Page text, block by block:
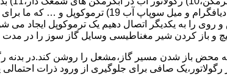
را به یکدیگر اتصال دهیم یک ترموکوپل ایجاد
باز شدن مسیر گاز،مشعل را روشن کند.در بدنه
صافی برای جلوگیری از ورود ذرات احتمالی